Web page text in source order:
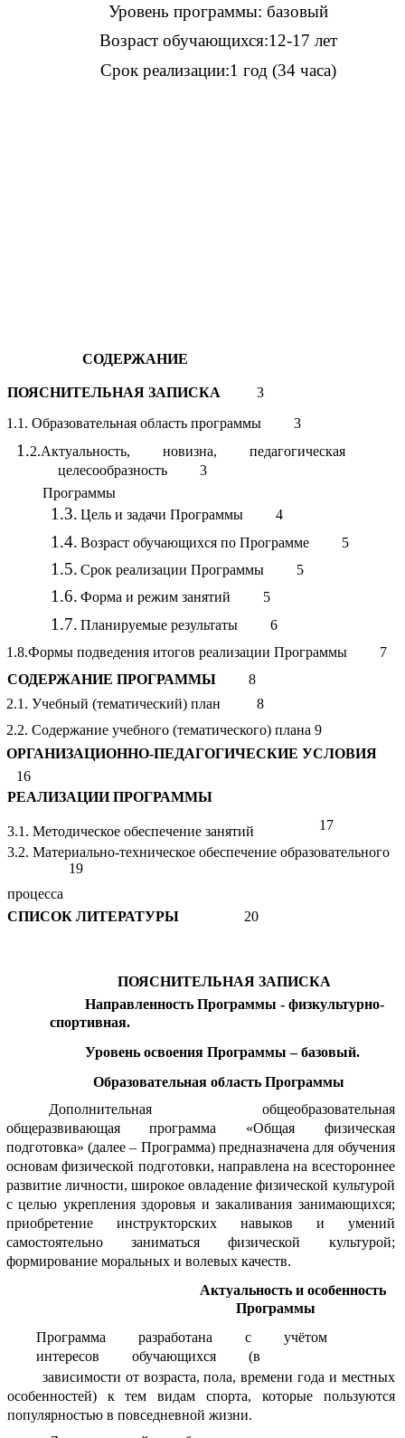
Уровень программы: базовый
Возраст обучающихся:12-17 лет
Срок реализации:1 год (34 часа)
СОДЕРЖАНИЕ
ПОЯСНИТЕЛЬНАЯ ЗАПИСКА 3
1.1. Образовательная область программы 3
2.Актуальность, новизна, педагогическая
целесообразность 3
Программы
Цель и задачи Программы 4
Возраст обучающихся по Программе 5
Срок реализации Программы 5
Форма и режим занятий 5
Планируемые результаты
6
1.8.Формы подведения итогов реализации Программы
7
СОДЕРЖАНИЕ ПРОГРАММЫ 8
2.1. Учебный (тематический) план 8
2.2. Содержание учебного (тематического) плана 9
ОРГАНИЗАЦИОННО-ПЕДАГОГИЧЕСКИЕ УСЛОВИЯ
16
РЕАЛИЗАЦИИ ПРОГРАММЫ
3.1. Методическое обеспечение занятий
17
3.2. Материально-техническое обеспечение образовательного
19
процесса
СПИСОК ЛИТЕРАТУРЫ
20
ПОЯСНИТЕЛЬНАЯ ЗАПИСКА
Направленность Программы - физкультурно-
спортивная.
Уровень освоения Программы – базовый.
Образовательная область Программы
Дополнительная общеобразовательная
общеразвивающая программа «Общая физическая
подготовка» (далее – Программа) предназначена для обучения
основам физической подготовки, направлена на всестороннее
развитие личности, широкое овладение физической культурой
с целью укрепления здоровья и закаливания занимающихся;
приобретение инструкторских навыков и умений
самостоятельно заниматься физической культурой;
формирование моральных и волевых качеств.
Актуальность и особенность
Программы
Программа разработана с учётом
интересов обучающихся (в
зависимости от возраста, пола, времени года и местных
особенностей) к тем видам спорта, которые пользуются
популярностью в повседневной жизни.